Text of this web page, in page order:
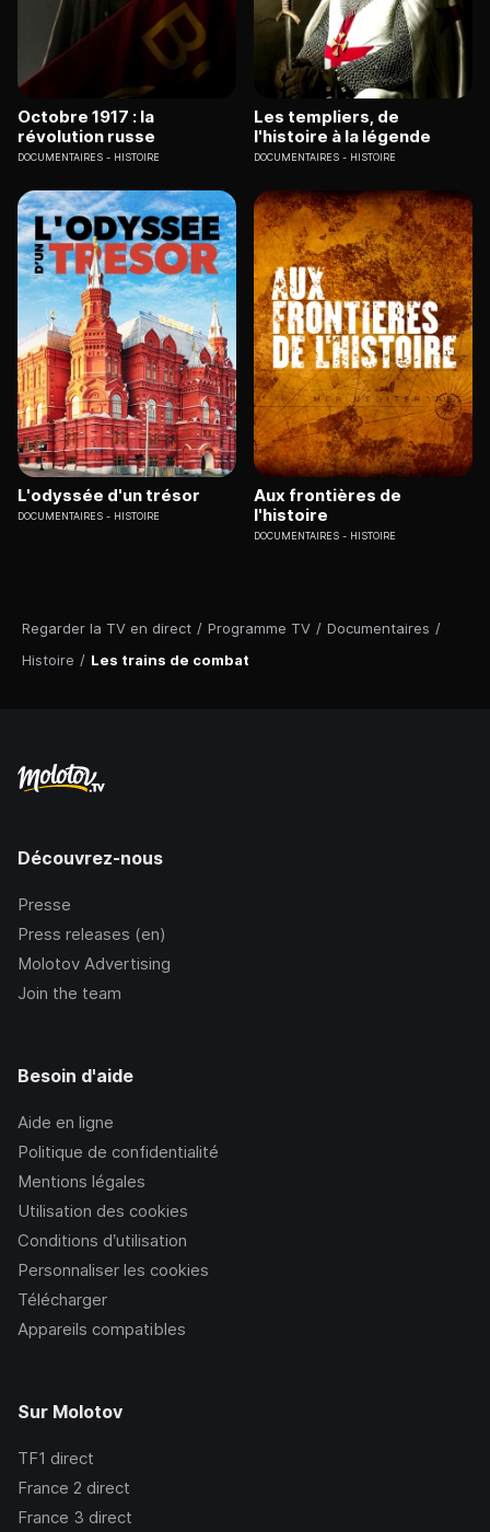
Regarder la TV en direct / Programme TV / Documentaires /
Histoire / Les trains de combat
Octobre 1917 : la
révolution russe
DOCUMENTAIRES HISTOIRE
Les templiers, de
l'histoire à la légende
DOCUMENTAIRES HISTOIRE
L'odyssée d'un trésor
DOCUMENTAIRES HISTOIRE
Aux frontières de
l'histoire
DOCUMENTAIRES HISTOIRE
Découvrez-nous
Presse
Press releases (en)
Molotov Advertising
Join the team
Besoin d'aide
Aide en ligne
Politique de confidentialité
Mentions légales
Utilisation des cookies
Conditions d’utilisation
Personnaliser les cookies
Télécharger
Appareils compatibles
Sur Molotov
TF1 direct
France 2 direct
France 3 direct